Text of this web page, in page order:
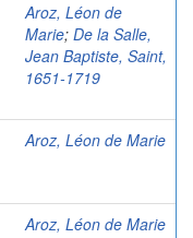
Aroz, Léon de
Marie; De la Salle,
Jean Baptiste, Saint,
1651-1719
Aroz, Léon de Marie
Aroz, Léon de Marie